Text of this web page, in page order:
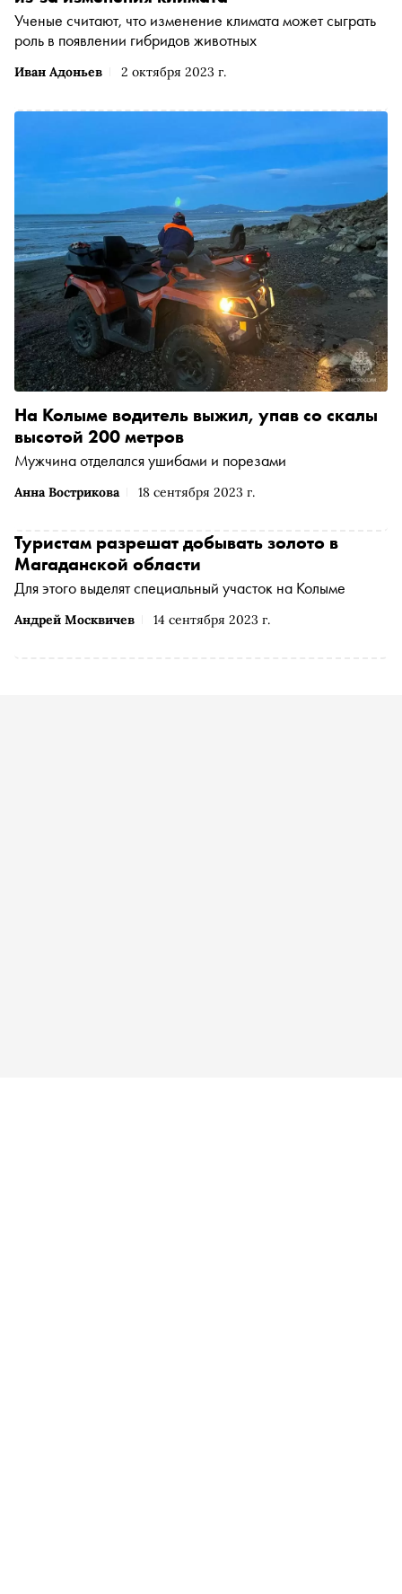
Иван Адоньев 2 октября 2023 г.
Ученые считают, что изменение климата может сыграть
роль в появлении гибридов животных
Анна Вострикова 18 сентября 2023 г.
На Колыме водитель выжил, упав со скалы
высотой 200 метров
Мужчина отделался ушибами и порезами
Андрей Москвичев 14 сентября 2023 г.
Туристам разрешат добывать золото в
Магаданской области
Для этого выделят специальный участок на Колыме